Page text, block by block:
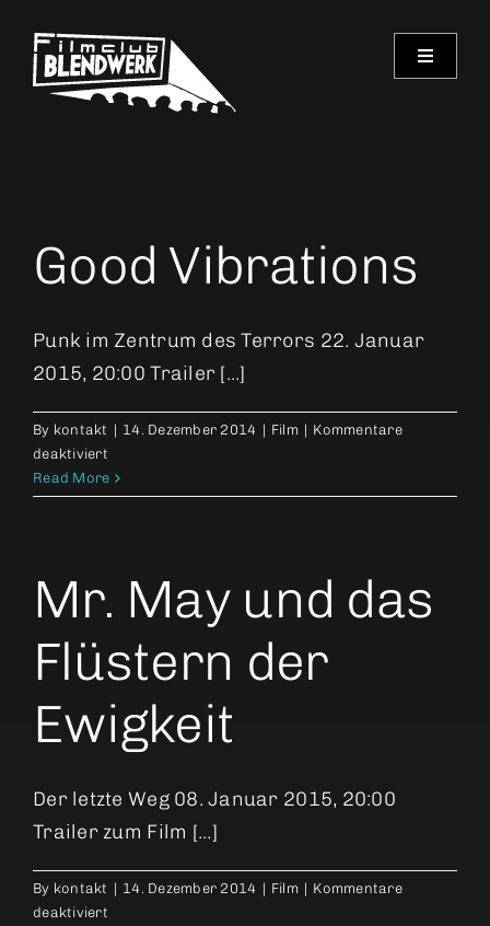
content
Toggle
Verein
Spielorte
Good Vibrations
Punk im Zentrum des Terrors 22. Januar
2015, 20:00 Trailer [...]
By kontakt | 14. Dezember 2014 | Film | Kommentare
deaktiviertfür
Good
Vibrations
Read More
Mr. May und das
Flüstern der
Ewigkeit
Der letzte Weg 08. Januar 2015, 20:00
Trailer zum Film [...]
By kontakt | 14. Dezember 2014 | Film | Kommentare
deaktiviertfür